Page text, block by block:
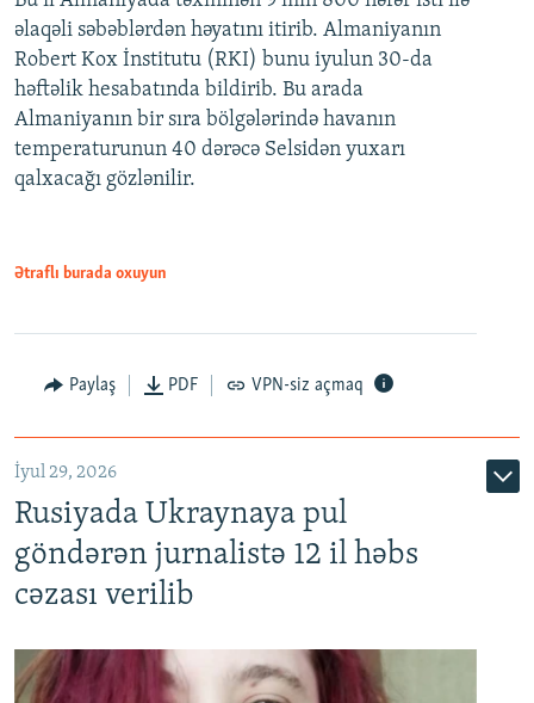
əlaqəli səbəblərdən həyatını itirib. Almaniyanın
Robert Kox İnstitutu (RKI) bunu iyulun 30-da
həftəlik hesabatında bildirib. Bu arada
Almaniyanın bir sıra bölgələrində havanın
temperaturunun 40 dərəcə Selsidən yuxarı
qalxacağı gözlənilir.
Ətraflı burada oxuyun
Paylaş PDF VPN-siz açmaq
İyul 29, 2026
Rusiyada Ukraynaya pul
göndərən jurnalistə 12 il həbs
cəzası verilib